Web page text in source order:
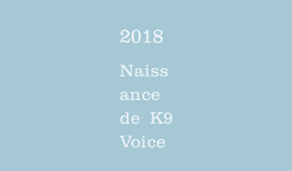
2018
Naiss
ance
de K9
Voice